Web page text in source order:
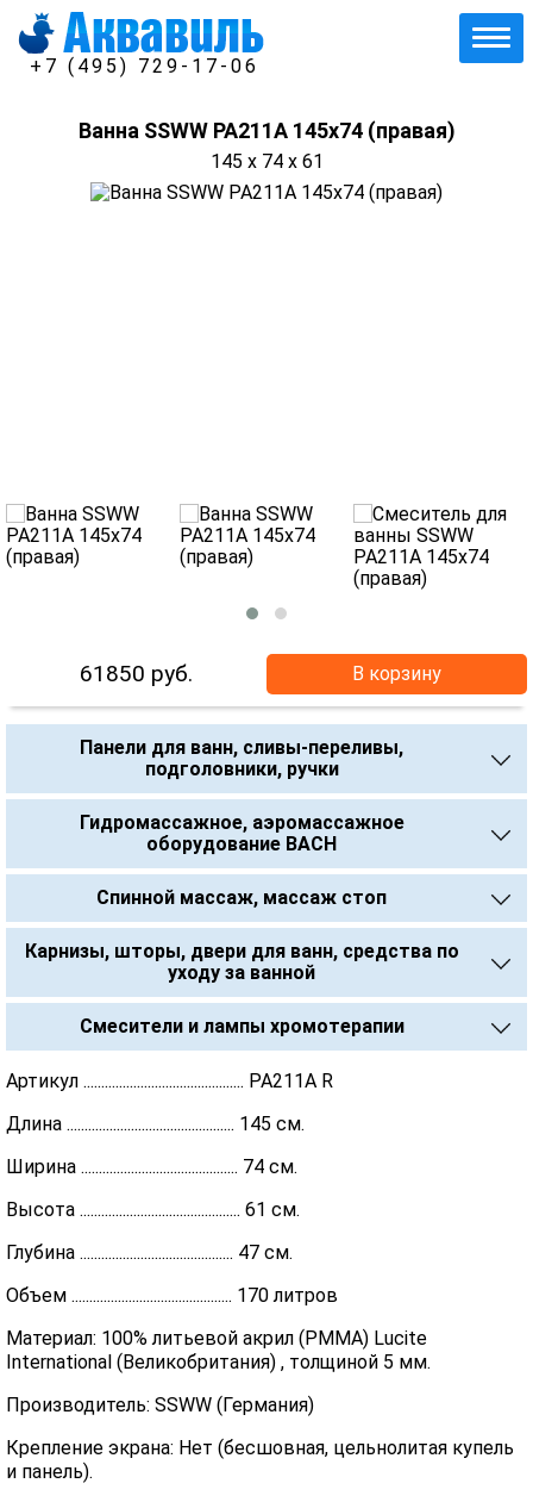
+7 (495) 729-17-06
Ванна SSWW PA211A 145х74 (правая)
145 x 74 x 61
61850 руб. В корзину
Панели для ванн, сливы-переливы,
подголовники, ручки
Гидромассажное, аэромассажное
оборудование BACH
Спинной массаж, массаж стоп
Карнизы, шторы, двери для ванн, средства по
уходу за ванной
Смесители и лампы хромотерапии
Артикул ............................................. PA211A R
Длина ............................................... 145 см.
Ширина ............................................ 74 см.
Высота ............................................. 61 см.
Глубина ........................................... 47 см.
Объем ............................................. 170 литров
Материал: 100% литьевой акрил (PMMA) Lucite
International (Великобритания) , толщиной 5 мм.
Производитель: SSWW (Германия)
Крепление экрана: Нет (бесшовная, цельнолитая купель
и панель).